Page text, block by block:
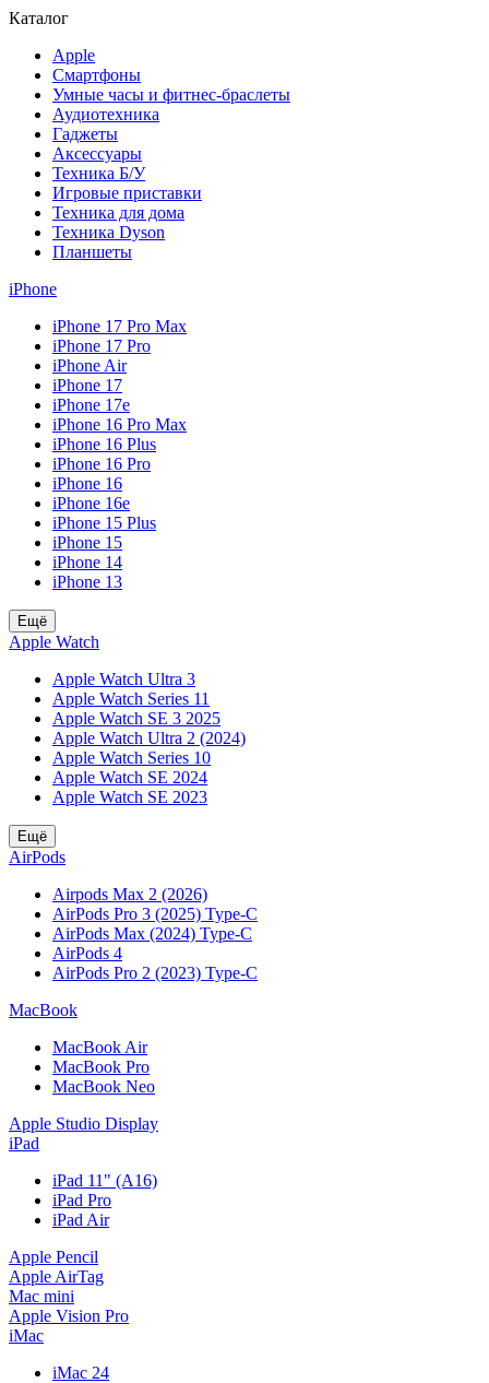
Каталог
Apple
Смартфоны
Умные часы и фитнес-браслеты
Аудиотехника
Гаджеты
Аксессуары
Техника Б/У
Игровые приставки
Техника для дома
Техника Dyson
Планшеты
iPhone
iPhone 17 Pro Max
iPhone 17 Pro
iPhone Air
iPhone 17
iPhone 17e
iPhone 16 Pro Max
iPhone 16 Plus
iPhone 16 Pro
iPhone 16
iPhone 16e
iPhone 15 Plus
iPhone 15
iPhone 14
iPhone 13
Ещё
Apple Watch
Apple Watch Ultra 3
Apple Watch Series 11
Apple Watch SE 3 2025
Apple Watch Ultra 2 (2024)
Apple Watch Series 10
Apple Watch SE 2024
Apple Watch SE 2023
Ещё
AirPods
Airpods Max 2 (2026)
AirPods Pro 3 (2025) Type-C
AirPods Max (2024) Type-C
AirPods 4
AirPods Pro 2 (2023) Type-C
MacBook
MacBook Air
MacBook Pro
MacBook Neo
Apple Studio Display
iPad
iPad 11" (A16)
iPad Pro
iPad Air
Apple Pencil
Apple AirTag
Mac mini
Apple Vision Pro
iMac
iMac 24